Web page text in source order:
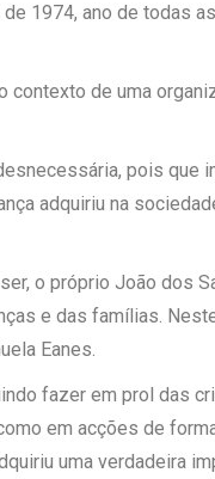
1974, ano de todas
contexto de uma
pois
adquiriu na
o próprio João dos
e das famílias.
Eanes.
fazer em prol das
em acções de
uma verdadeira